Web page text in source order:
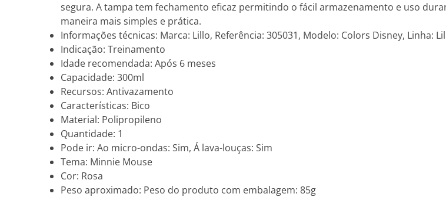
segura. A tampa tem fechamento eficaz permitindo o fácil armazenamento e uso
maneira mais simples e prática.
Informações técnicas: Marca: Lillo, Referência: 305031, Modelo: Colors Disney, Linha:
Indicação: Treinamento
Idade recomendada: Após 6 meses
Capacidade: 300ml
Recursos: Antivazamento
Características: Bico
Material: Polipropileno
Quantidade: 1
Pode ir: Ao micro-ondas: Sim, Á lava-louças: Sim
Tema: Minnie Mouse
Cor: Rosa
Peso aproximado: Peso do produto com embalagem: 85g